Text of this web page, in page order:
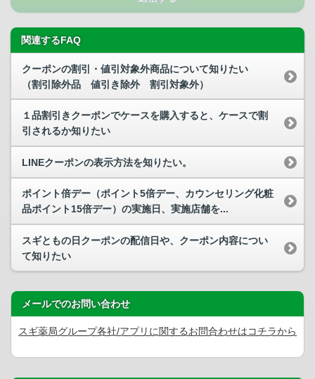
関連するFAQ
クーポンの割引・値引対象外商品について知りたい
（割引除外品 値引き除外 割引対象外）
１品割引きクーポンでケースを購入すると、ケースで割
引されるか知りたい
LINEクーポンの表示方法を知りたい。
ポイント倍デー（ポイント5倍デー、カウンセリング化粧
品ポイント15倍デー）の実施日、実施店舗を...
スギともの日クーポンの配信日や、クーポン内容につい
て知りたい
メールでのお問い合わせ
スギ薬局グループ各社/アプリに関するお問合わせはコチラから